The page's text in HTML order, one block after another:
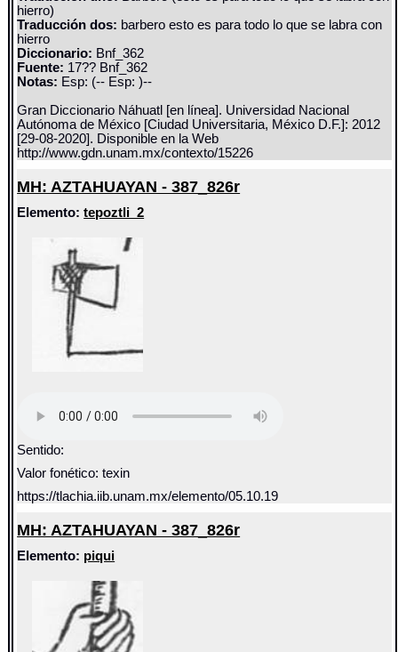
hierro)
Traducción dos: barbero esto es para todo lo que se labra con
hierro
Diccionario: Bnf_362
Fuente: 17?? Bnf_362
Notas: Esp: (-- Esp: )--
Gran Diccionario Náhuatl [en línea]. Universidad Nacional
Autónoma de México [Ciudad Universitaria, México D.F.]: 2012
[29-08-2020]. Disponible en la Web
http://www.gdn.unam.mx/contexto/15226
MH: AZTAHUAYAN - 387_826r
Elemento:tepoztli_2
Sentido:
Valor fonético: texin
https://tlachia.iib.unam.mx/elemento/05.10.19
MH: AZTAHUAYAN - 387_826r
Elemento: piqui